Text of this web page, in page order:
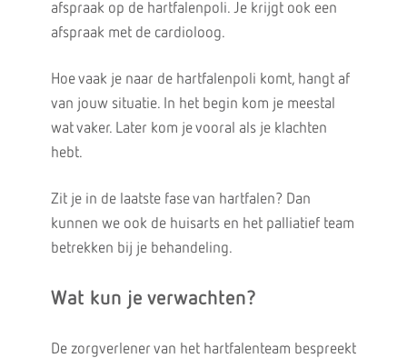
afspraak op de hartfalenpoli. Je krijgt ook een
afspraak met de cardioloog.
Hoe vaak je naar de hartfalenpoli komt, hangt af
van jouw situatie. In het begin kom je meestal
wat vaker. Later kom je vooral als je klachten
hebt.
Zit je in de laatste fase van hartfalen? Dan
kunnen we ook de huisarts en het palliatief team
betrekken bij je behandeling.
Wat kun je verwachten?
De zorgverlener van het hartfalenteam bespreekt